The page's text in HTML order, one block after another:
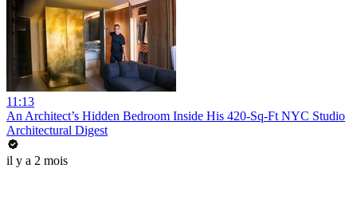
11:13
An Architect’s Hidden Bedroom Inside His 420-Sq-Ft NYC Studio
Architectural Digest
il y a 2 mois